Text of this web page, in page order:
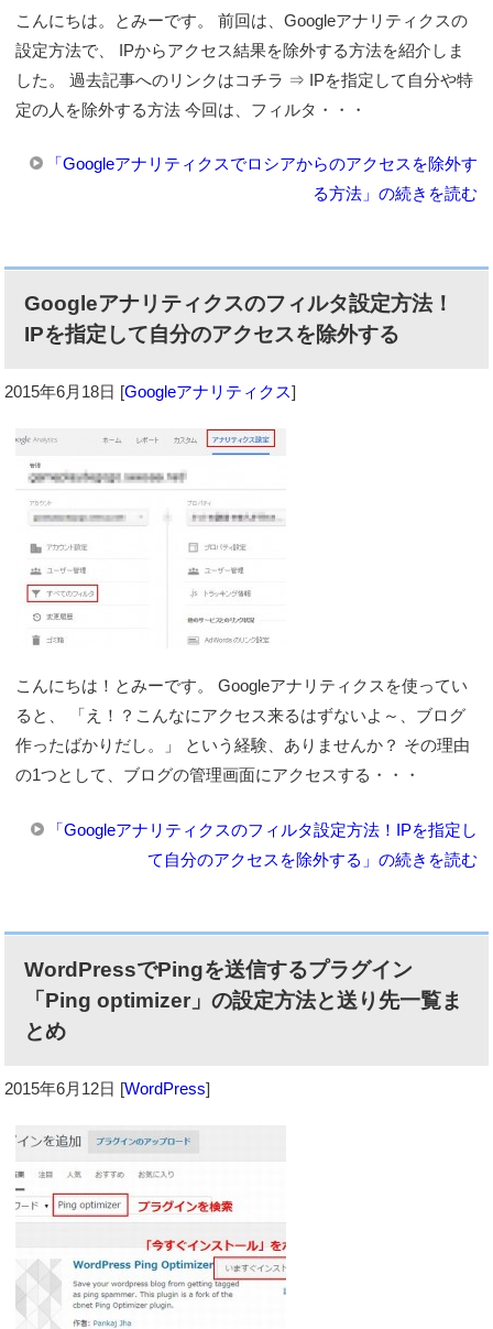
こんにちは。とみーです。 前回は、Googleアナリティクスの
設定方法で、 IPからアクセス結果を除外する方法を紹介しま
した。 過去記事へのリンクはコチラ ⇒ IPを指定して自分や特
定の人を除外する方法 今回は、フィルタ・・・
「Googleアナリティクスでロシアからのアクセスを除外す
る方法」の続きを読む
Googleアナリティクスのフィルタ設定方法！
IPを指定して自分のアクセスを除外する
2015年6月18日 [Googleアナリティクス]
こんにちは！とみーです。 Googleアナリティクスを使ってい
ると、 「え！？こんなにアクセス来るはずないよ～、ブログ
作ったばかりだし。」 という経験、ありませんか？ その理由
の1つとして、ブログの管理画面にアクセスする・・・
「Googleアナリティクスのフィルタ設定方法！IPを指定し
て自分のアクセスを除外する」の続きを読む
WordPressでPingを送信するプラグイン
「Ping optimizer」の設定方法と送り先一覧ま
とめ
2015年6月12日 [WordPress]